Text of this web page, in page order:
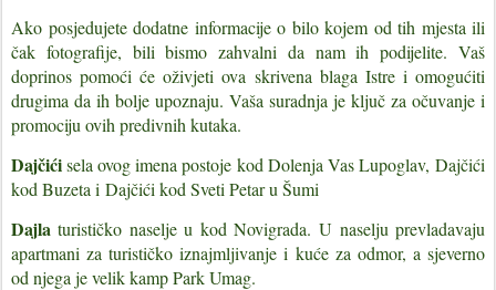
Ako posjedujete dodatne informacije o bilo kojem od tih mjesta ili
čak fotografije, bili bismo zahvalni da nam ih podijelite. Vaš
doprinos pomoći će oživjeti ova skrivena blaga Istre i omogućiti
drugima da ih bolje upoznaju. Vaša suradnja je ključ za očuvanje i
promociju ovih predivnih kutaka.
Dajčićisela ovog imena postoje kod Dolenja Vas Lupoglav, Dajčići
kod Buzeta i Dajčići kod Sveti Petar u Šumi
Dajla turističko naselje u kod Novigrada.U naselju prevladavaju
apartmani za turističko iznajmljivanje i kuće za odmor, a sjeverno
od njega je velik kamp Park Umag.